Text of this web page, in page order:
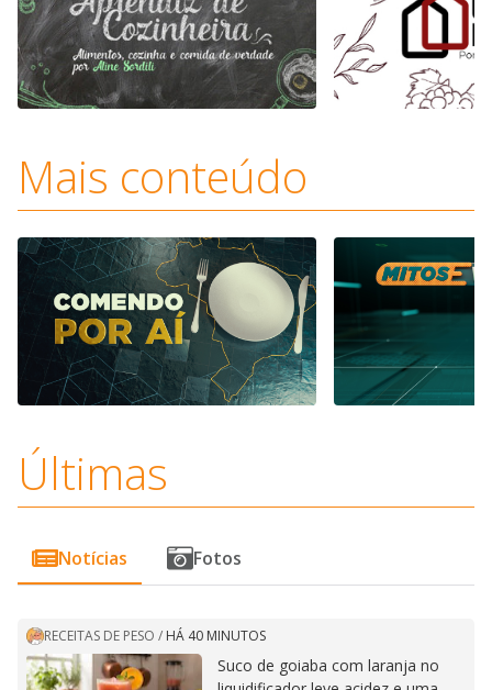
Mais conteúdo
Últimas
Notícias Fotos
RECEITAS DE PESO / HÁ 40 MINUTOS
Suco de goiaba com laranja no